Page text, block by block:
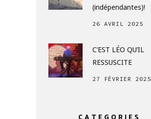
(indépendantes)!
26 AVRIL 2025
C’EST LÉO QU’IL
RESSUSCITE
27 FÉVRIER 2025